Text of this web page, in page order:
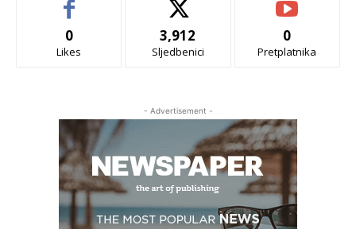
0
Likes
3,912
Sljedbenici
0
Pretplatnika
- Advertisement -